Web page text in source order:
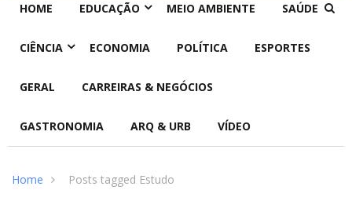
HOME EDUCAÇÃO MEIO AMBIENTE SAÚDE
CIÊNCIA ECONOMIA POLÍTICA ESPORTES
GERAL CARREIRAS & NEGÓCIOS
GASTRONOMIA ARQ & URB VÍDEO
Home Posts tagged Estudo